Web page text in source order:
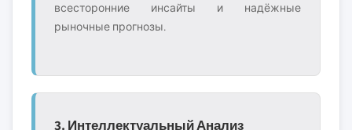
всесторонние инсайты и надёжные
рыночные прогнозы.
3. Интеллектуальный Анализ